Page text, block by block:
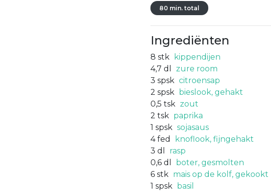
80 min. total
Ingrediënten
8 stk
kippendijen
4,7 dl
zure room
3 spsk citroensap
2 spsk bieslook, gehakt
0,5 tsk zout
2 tsk paprika
1 spsk sojasaus
4 fed
knoflook, fijngehakt
3 dl
rasp
0,6 dl
boter, gesmolten
6 stk mais op de kolf, gekookt
1 spsk basil